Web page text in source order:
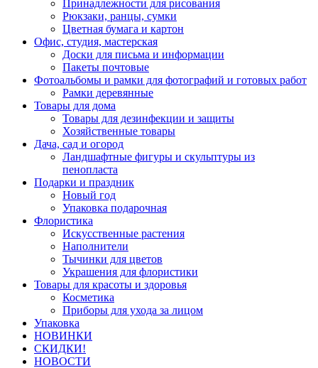
Принадлежности для рисования
Рюкзаки, ранцы, сумки
Цветная бумага и картон
Офис, студия, мастерская
Доски для письма и информации
Пакеты почтовые
Фотоальбомы и рамки для фотографий и готовых работ
Рамки деревянные
Товары для дома
Товары для дезинфекции и защиты
Хозяйственные товары
Дача, сад и огород
Ландшафтные фигуры и скульптуры из
пенопласта
Подарки и праздник
Новый год
Упаковка подарочная
Флористика
Искусственные растения
Наполнители
Тычинки для цветов
Украшения для флористики
Товары для красоты и здоровья
Косметика
Приборы для ухода за лицом
Упаковка
НОВИНКИ
СКИДКИ!
НОВОСТИ